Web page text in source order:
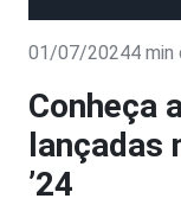
01/07/20244 min
Conheça
lançadas
’24